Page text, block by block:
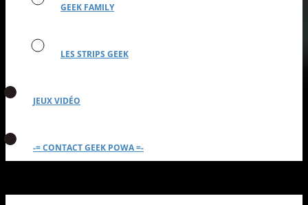
GEEK FAMILY
LES STRIPS GEEK
JEUX VIDÉO
-= CONTACT GEEK POWA =-